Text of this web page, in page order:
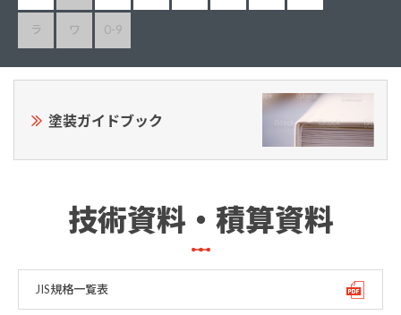
ラ ワ 0-9
塗装ガイドブック
技術資料・積算資料
JIS規格一覧表